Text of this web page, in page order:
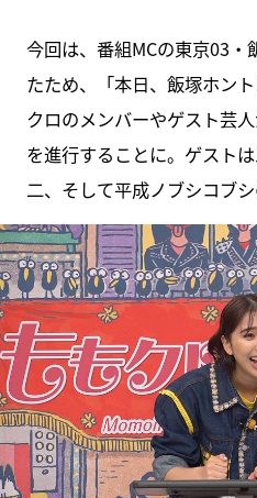
今回は、番組MCの東京03・
たため、「本日、飯塚ホン
クロのメンバーやゲスト芸
を進行することに。ゲスト
二、そして平成ノブシコブシ